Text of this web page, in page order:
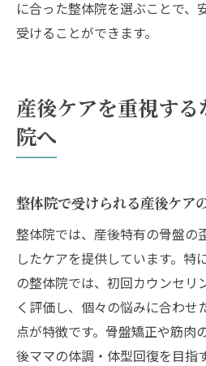
に合った整体院を選ぶことで、
受けることができます。
産後ケアを重視す
院へ
整体院で受けられる産後ケア
整体院では、産後特有の骨盤の
したケアを提供しています。特
の整体院では、初回カウンセリ
く評価し、個々の悩みに合わせ
点が特徴です。骨盤矯正や筋肉
後ママの体調・体型回復を目指